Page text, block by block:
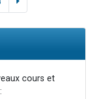
cours et